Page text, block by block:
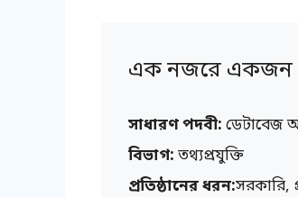
এক নজরে একজন
সাধারণ পদবী: ডেটাবেজ
বিভাগ: তথ্যপ্রযুক্তি
প্রতিষ্ঠানের ধরন:সরকারি,